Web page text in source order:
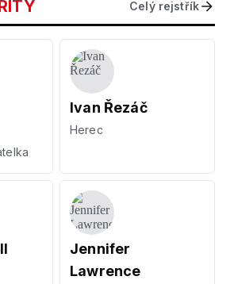
Celý rejstřík
Ivan Řezáč
Herec
Jennifer
Lawrence